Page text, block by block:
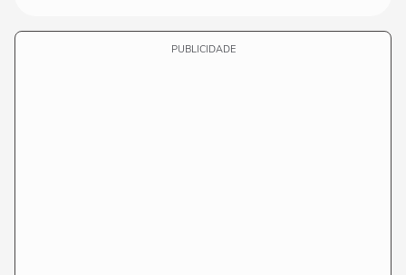
PUBLICIDADE